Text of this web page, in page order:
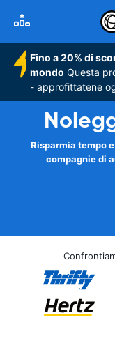
Fino a 20% di
mondo Questa
- approfittatene
Risparmia tempo
compagnie di